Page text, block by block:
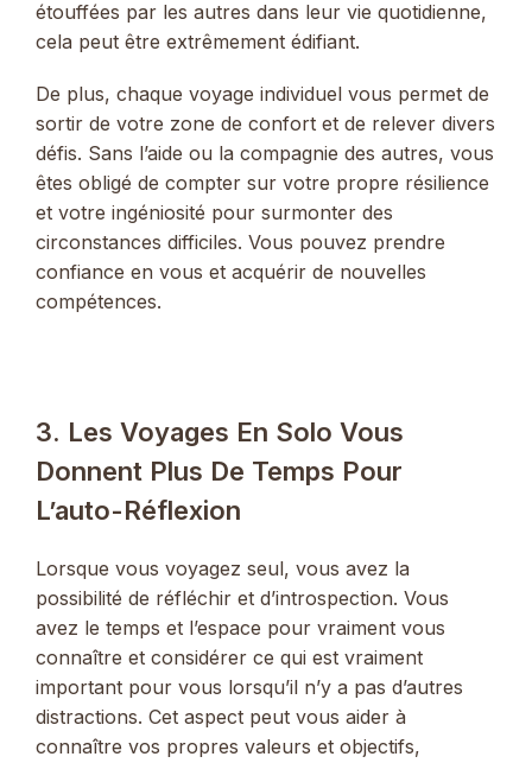
étouffées par les autres dans leur vie quotidienne,
cela peut être extrêmement édifiant.
De plus, chaque voyage individuel vous permet de
sortir de votre zone de confort et de relever divers
défis. Sans l’aide ou la compagnie des autres, vous
êtes obligé de compter sur votre propre résilience
et votre ingéniosité pour surmonter des
circonstances difficiles. Vous pouvez prendre
confiance en vous et acquérir de nouvelles
compétences.
3. Les Voyages En Solo Vous
Donnent Plus De Temps Pour
L’auto-Réflexion
Lorsque vous voyagez seul, vous avez la
possibilité de réfléchir et d’introspection. Vous
avez le temps et l’espace pour vraiment vous
connaître et considérer ce qui est vraiment
important pour vous lorsqu’il n’y a pas d’autres
distractions. Cet aspect peut vous aider à
connaître vos propres valeurs et objectifs,